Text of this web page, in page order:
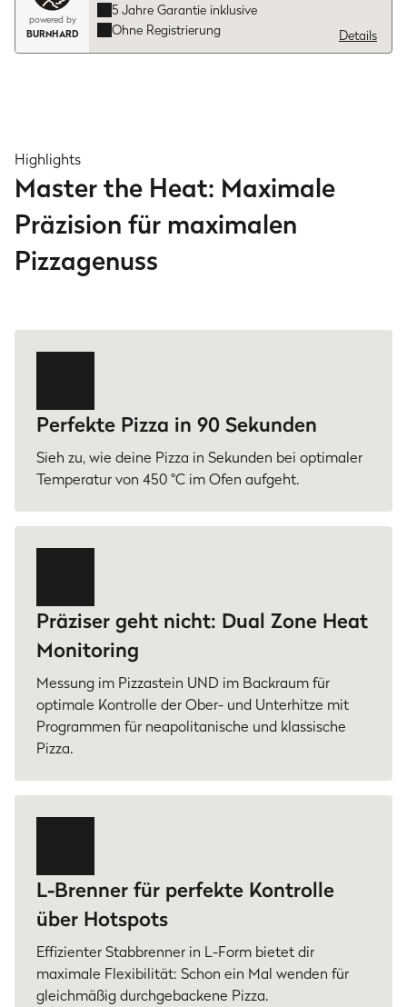
powered by
BURNHARD
5 Jahre Garantie inklusive
Ohne Registrierung
Details
Highlights
Master the Heat: Maximale
Präzision für maximalen
Pizzagenuss
Perfekte Pizza in 90 Sekunden
Sieh zu, wie deine Pizza in Sekunden bei optimaler
Temperatur von 450 °C im Ofen aufgeht.
Präziser geht nicht: Dual Zone Heat
Monitoring
Messung im Pizzastein UND im Backraum für
optimale Kontrolle der Ober- und Unterhitze mit
Programmen für neapolitanische und klassische
Pizza.
L-Brenner für perfekte Kontrolle
über Hotspots
Effizienter Stabbrenner in L-Form bietet dir
maximale Flexibilität: Schon ein Mal wenden für
gleichmäßig durchgebackene Pizza.